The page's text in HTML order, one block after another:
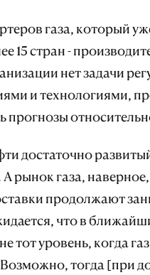
газа, который
15 стран -
нет задачи
и технологиями,
прогнозы
достаточно
рынок газа,
продолжают
что в
тот уровень, когда
тогда [при